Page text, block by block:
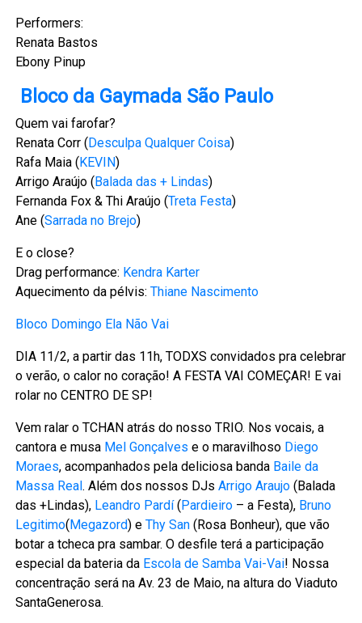
Performers:
Renata Bastos
Ebony Pinup
Bloco da Gaymada São Paulo
Quem vai farofar?
Renata Corr ( Desculpa Qualquer Coisa)
Rafa Maia ( KEVIN)
Arrigo Araújo ( Balada das + Lindas)
Fernanda Fox & Thi Araújo (Treta Festa)
Ane (Sarrada no Brejo)
E o close?
Drag performance: Kendra Karter
Aquecimento da pélvis:Thiane Nascimento
Bloco Domingo Ela Não Vai
DIA 11/2, a partir das 11h, TODXS convidados pra celebrar
o verão, o calor no coração! A FESTA VAI COMEÇAR! E vai
rolar no CENTRO DE SP!
Vem ralar o TCHAN atrás do nosso TRIO. Nos vocais, a
cantora e musa Mel Gonçalves e o maravilhoso Diego
Moraes, acompanhados pela deliciosa banda Baile da
Massa Real. Além dos nossos DJsArrigo Araujo (Balada
das +Lindas), Leandro Pardí( Pardieiro – a Festa), Bruno
Legitimo( Megazord) eThy San (Rosa Bonheur), que vão
botar a tcheca pra sambar. O desfile terá a participação
especial da bateria da Escola de Samba Vai-Vai! Nossa
concentração será na Av. 23 de Maio, na altura do Viaduto
SantaGenerosa.